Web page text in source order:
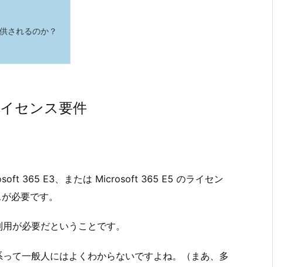
されるのか？
センス要件
365 E3 、または Microsoft 365 E5 のライセン
必要です。
が必要だということです。
て一般人にはよくわからないですよね。（まあ、多